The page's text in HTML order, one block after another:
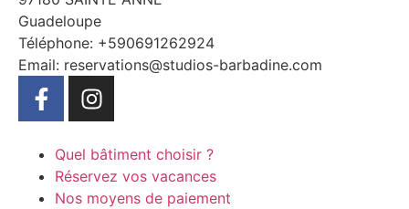
Guadeloupe
Téléphone: +590691262924
Email: reservations@studios-barbadine.com
Quel bâtiment choisir ?
Réservez vos vacances
Nos moyens de paiement